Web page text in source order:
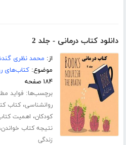
دانلود کتاب درمانی - جلد 2
از: محمد نظری
موضوع:کتاب‌های
۱۸۴ صفحه
برچسب‌ها: فواید
روانشناسی،کتاب
کودکان، اهمیت
نتیجه کتاب خواندن،
زندگی